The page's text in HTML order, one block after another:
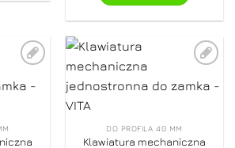
wiele
wariantów.
wybrać
ulubionych
DO PROFILA 40 MM
Klawiatura mechaniczna